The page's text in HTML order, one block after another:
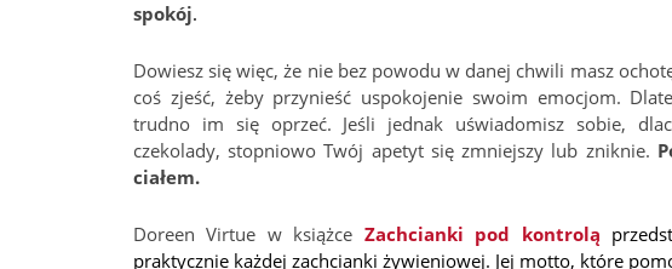
spokój.
Dowiesz się więc, że nie bez powodu w danej chwili masz
coś zjeść, żeby przynieść uspokojenie swoim emocjom.
trudno im się oprzeć. Jeśli jednak uświadomisz sobie,
czekolady, stopniowo Twój apetyt się zmniejszy lub zniknie.
ciałem.
Doreen Virtue w książce Zachcianki pod kontrolą
praktycznie każdej zachcianki żywieniowej. Jej motto, które